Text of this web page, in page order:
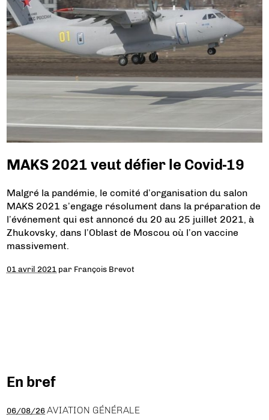
MAKS 2021 veut défier le Covid-19
Malgré la pandémie, le comité d’organisation du salon
MAKS 2021 s’engage résolument dans la préparation de
l’événement qui est annoncé du 20 au 25 juillet 2021, à
Zhukovsky, dans l’Oblast de Moscou où l’on vaccine
massivement.
01 avril 2021 par François Brevot
En bref
06/08/26 AVIATION GÉNÉRALE